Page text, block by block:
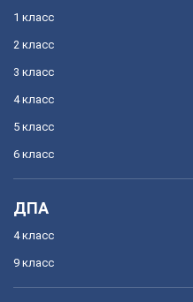
1 класс
2 класс
3 класс
4 класс
5 класс
6 класс
ДПА
4 класс
9 класс